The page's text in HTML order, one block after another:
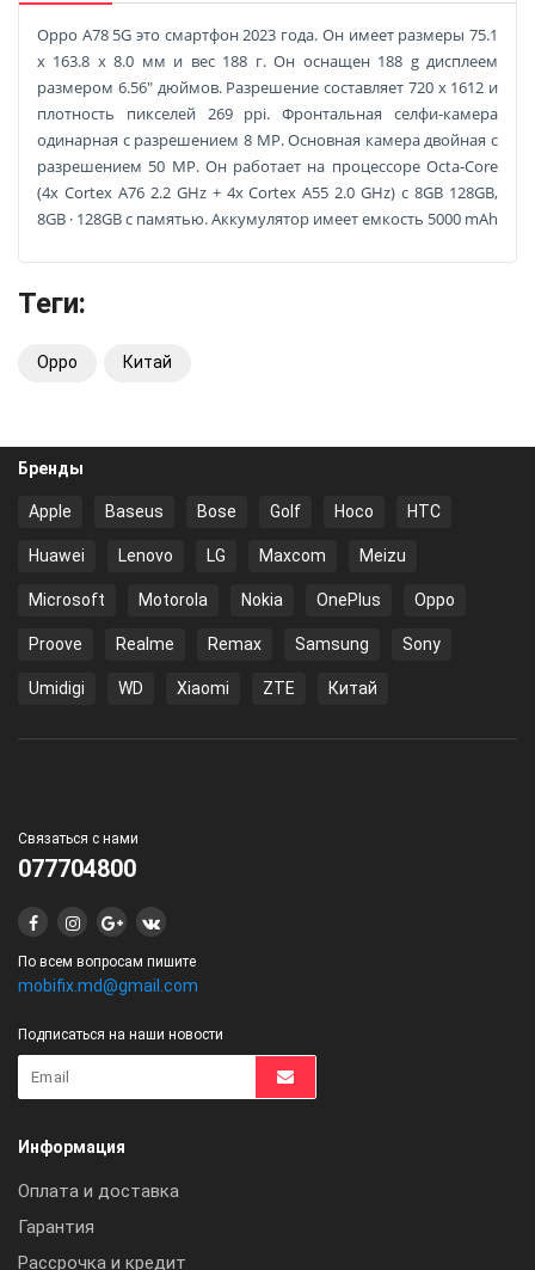
Oppo A78 5G это смартфон 2023 года. Он имеет размеры 75.1
x 163.8 x 8.0 мм и вес 188 г. Он оснащен 188 g дисплеем
размером 6.56" дюймов. Разрешение составляет 720 x 1612 и
плотность пикселей 269 ppi. Фронтальная селфи-камера
одинарная с разрешением 8 MP. Основная камера двойная с
разрешением 50 MP. Он работает на процессоре Octa-Core
(4x Cortex A76 2.2 GHz + 4x Cortex A55 2.0 GHz) с 8GB 128GB,
8GB · 128GB с памятью. Аккумулятор имеет емкость 5000 mAh
Теги:
Oppo Китай
Бренды
Apple Baseus Bose Golf Hoco HTC
Huawei Lenovo LG Maxcom Meizu
Microsoft Motorola Nokia OnePlus Oppo
Proove Realme Remax Samsung Sony
Umidigi WD Xiaomi ZTE Китай
Связаться с нами
077704800
По всем вопросам пишите
mobifix.md@gmail.com
Подписаться на наши новости
Информация
Оплата и доставка
Гарантия
Рассрочка и кредит